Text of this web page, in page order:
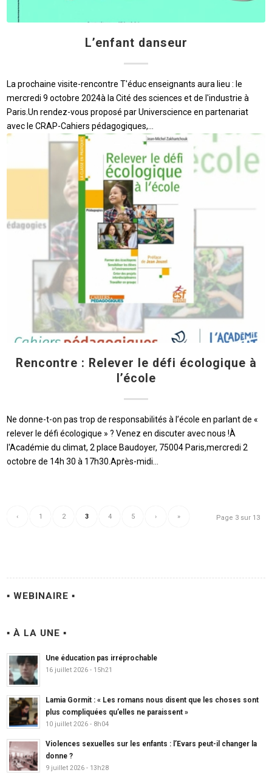
L’enfant danseur
La prochaine visite-rencontre T'éduc enseignants aura lieu : le
mercredi 9 octobre 2024à la Cité des sciences et de l'industrie à
Paris.Un rendez-vous proposé par Universcience en partenariat
avec le CRAP-Cahiers pédagogiques,…
Rencontre : Relever le défi écologique à
l’école
Ne donne-t-on pas trop de responsabilités à l’école en parlant de «
relever le défi écologique » ? Venez en discuter avec nous !À
l'Académie du climat, 2 place Baudoyer, 75004 Paris,mercredi 2
octobre de 14h 30 à 17h30.Après-midi…
Page 3 sur 13
‹ 1 2 3 4 5 › »
▪ WEBINAIRE ▪
▪ À LA UNE ▪
Une éducation pas irréprochable
16 juillet 2026 - 15h21
Lamia Gormit : « Les romans nous disent que les choses sont
plus compliquées qu’elles ne paraissent »
10 juillet 2026 - 8h04
Violences sexuelles sur les enfants : l’Evars peut-il changer la
donne ?
9 juillet 2026 - 13h28